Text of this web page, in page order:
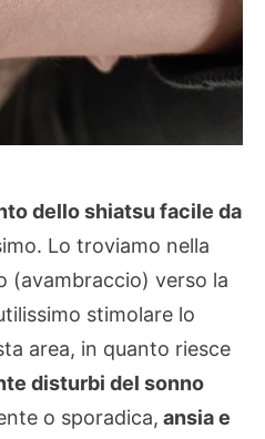
dello shiatsu facile da
Lo troviamo nella
(avambraccio) verso la
stimolare lo
area, in quanto riesce
disturbi del sonno
o sporadica, ansia e